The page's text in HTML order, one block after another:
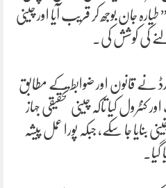
جان بوجھ کر قریب آیا اور چینی
کی کوشش کی۔
نے قانون اور ضوابط کے مطابق
کیا تاکہ چینی تحقیقی جہاز
جا سکے، جبکہ پورا عمل پیشہ